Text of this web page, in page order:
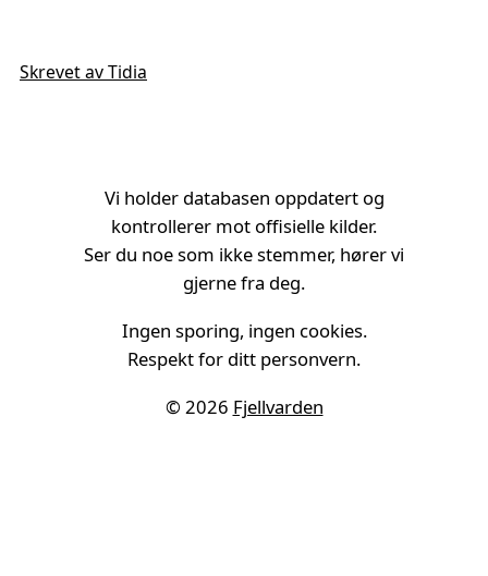
Skrevet av Tidia
Vi holder databasen oppdatert og
kontrollerer mot offisielle kilder.
Ser du noe som ikke stemmer, hører vi
gjerne fra deg.
Ingen sporing, ingen cookies.
Respekt for ditt personvern.
© 2026 Fjellvarden